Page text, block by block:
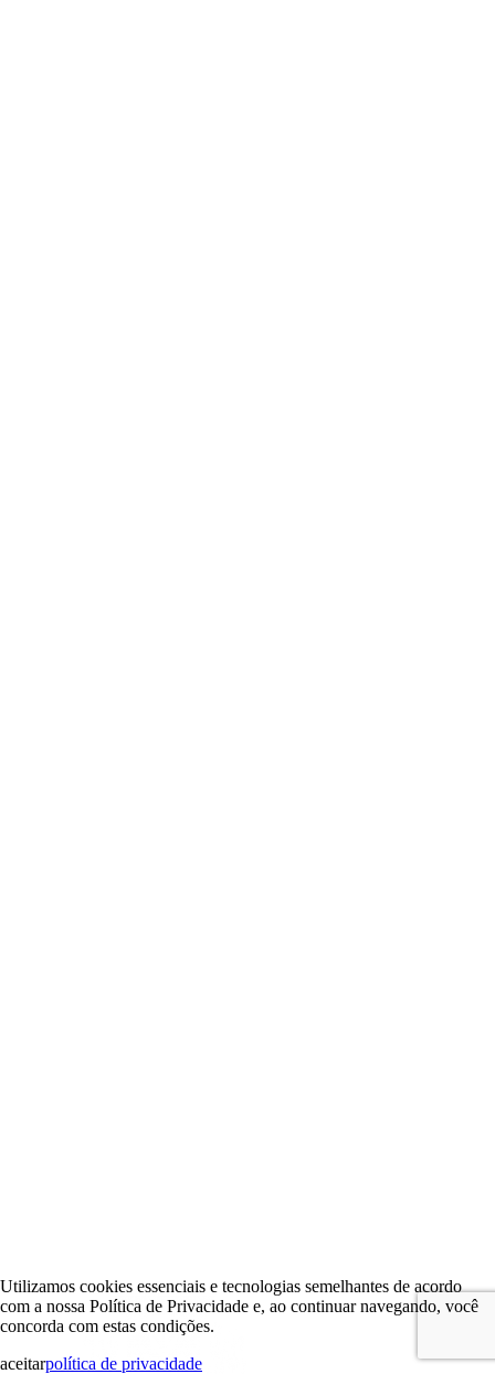
Utilizamos cookies essenciais e tecnologias semelhantes de acordo
com a nossa Política de Privacidade e, ao continuar navegando, você
concorda com estas condições.
aceitarpolítica de privacidade